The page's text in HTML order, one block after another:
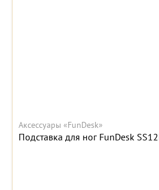
Аксессуары «FunDesk»
Подставка для ног FunDesk